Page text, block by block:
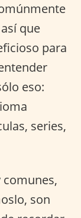
que
para
eso:
series,
comunes,
son